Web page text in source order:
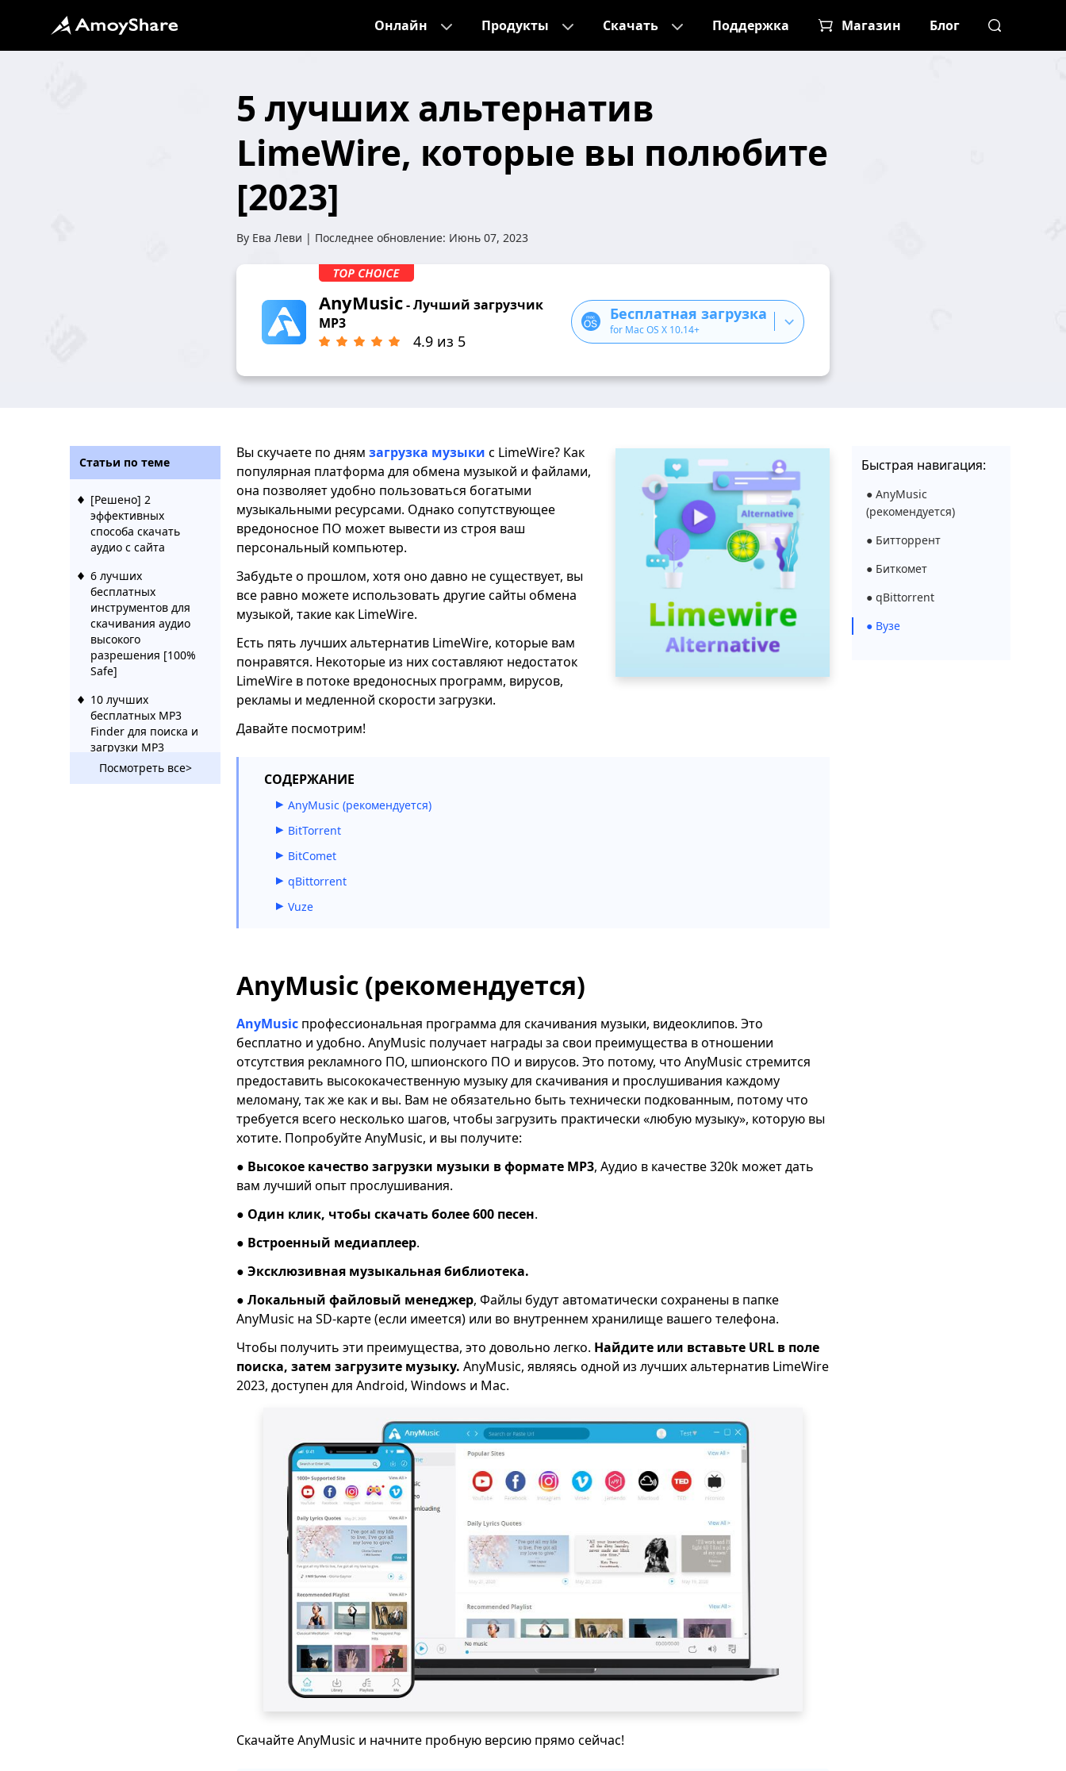
Онлайн Продукты Скачать Поддержка Магазин Блог
5 лучших альтернатив
LimeWire, которые вы полюбите
[2023]
By Ева Леви | Последнее обновление: Июнь 07, 2023
AnyMusic- Лучший загрузчик
MP3
4.9 из 5
Бесплатная загрузка
for Mac OS X 10.14+
Вы скучаете по дням загрузка музыки с LimeWire? Как
популярная платформа для обмена музыкой и файлами,
она позволяет удобно пользоваться богатыми
музыкальными ресурсами. Однако сопутствующее
вредоносное ПО может вывести из строя ваш
персональный компьютер.
Забудьте о прошлом, хотя оно давно не существует, вы
все равно можете использовать другие сайты обмена
музыкой, такие как LimeWire.
Есть пять лучших альтернатив LimeWire, которые вам
понравятся. Некоторые из них составляют недостаток
LimeWire в потоке вредоносных программ, вирусов,
рекламы и медленной скорости загрузки.
Давайте посмотрим!
СОДЕРЖАНИЕ
AnyMusic (рекомендуется)
BitTorrent
BitComet
qBittorrent
Vuze
AnyMusic (рекомендуется)
AnyMusic профессиональная программа для скачивания музыки, видеоклипов. Это
бесплатно и удобно. AnyMusic получает награды за свои преимущества в отношении
отсутствия рекламного ПО, шпионского ПО и вирусов. Это потому, что AnyMusic стремится
предоставить высококачественную музыку для скачивания и прослушивания каждому
меломану, так же как и вы. Вам не обязательно быть технически подкованным, потому что
требуется всего несколько шагов, чтобы загрузить практически «любую музыку», которую вы
хотите. Попробуйте AnyMusic, и вы получите:
● Высокое качество загрузки музыки в формате MP3, Аудио в качестве 320k может дать
вам лучший опыт прослушивания.
● Один клик, чтобы скачать более 600 песен.
● Встроенный медиаплеер.
● Эксклюзивная музыкальная библиотека.
● Локальный файловый менеджер, Файлы будут автоматически сохранены в папке
AnyMusic на SD-карте (если имеется) или во внутреннем хранилище вашего телефона.
Чтобы получить эти преимущества, это довольно легко. Найдите или вставьте URL в поле
поиска, затем загрузите музыку. AnyMusic, являясь одной из лучших альтернатив LimeWire
2023, доступен для Android, Windows и Mac.
Скачайте AnyMusic и начните пробную версию прямо сейчас!
Быстрая навигация:
● AnyMusic
(рекомендуется)
● Битторрент
● Биткомет
● qBittorrent
● Вузе
Статьи по теме
[Решено] 2
эффективных
способа скачать
аудио с сайта
6 лучших
бесплатных
инструментов для
скачивания аудио
высокого
разрешения [100%
Safe]
10 лучших
бесплатных MP3
Finder для поиска и
загрузки MP3
Обзор бесплатного
Посмотреть все>